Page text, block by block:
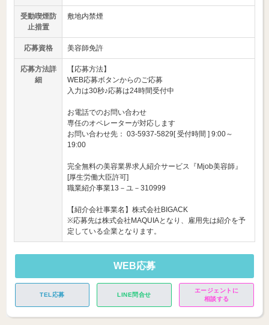
受動喫煙防
止措置
敷地内禁煙
応募資格 美容師免許
応募方法詳
細
【応募方法】
WEB応募ボタンからのご応募
入力は30秒♪応募は24時間受付中
お電話でのお問い合わせ
専任のオペレーターが対応します
お問い合わせ先： 03-5937-5829[ 受付時間 ] 9:00～
19:00
完全無料の美容業界求人紹介サービス『Mjob美容師』
[厚生労働大臣許可]
職業紹介事業13－ユ－310999
【紹介会社事業名】株式会社BIGACK
※応募先は株式会社MAQUIAとなり、雇用先は紹介を予
定している企業となります。
WEB応募
TEL応募 LINE問合せ
エージェントに
相談する